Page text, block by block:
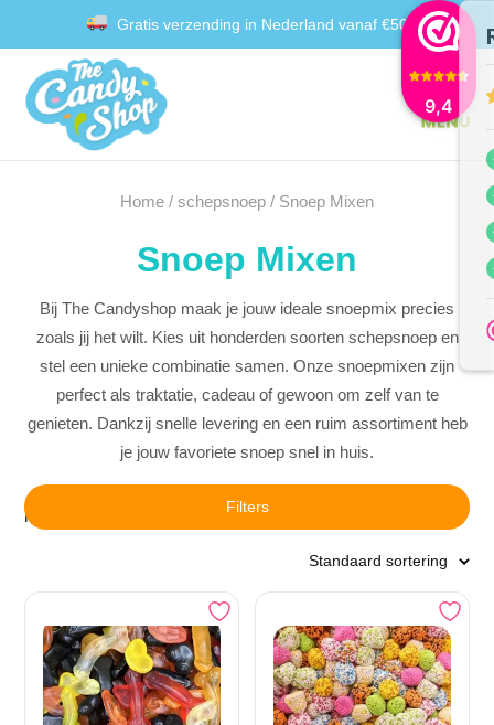
9,4
Gratis verzending in Nederland vanaf €50
Home / schepsnoep / Snoep Mixen
Snoep Mixen
Bij The Candyshop maak je jouw ideale snoepmix precies
zoals jij het wilt. Kies uit honderden soorten schepsnoep en
stel een unieke combinatie samen. Onze snoepmixen zijn
perfect als traktatie, cadeau of gewoon om zelf van te
genieten. Dankzij snelle levering en een ruim assortiment heb
je jouw favoriete snoep snel in huis.
Filters
Resultaat 1–16 van de 34 resultaten wordt getoond